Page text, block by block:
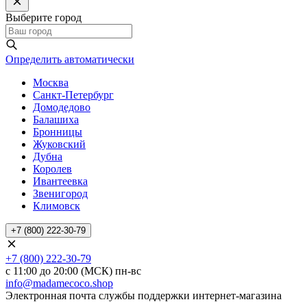
Выберите город
Определить автоматически
Москва
Санкт-Петербург
Домодедово
Балашиха
Бронницы
Жуковский
Дубна
Королев
Ивантеевка
Звенигород
Климовск
+7 (800) 222-30-79
+7 (800) 222-30-79
с 11:00 до 20:00 (МСК) пн-вс
info@madamecoco.shop
Электронная почта службы поддержки интернет-магазина